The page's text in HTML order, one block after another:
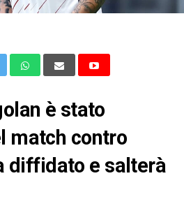
è stato
match contro
diffidato e salterà